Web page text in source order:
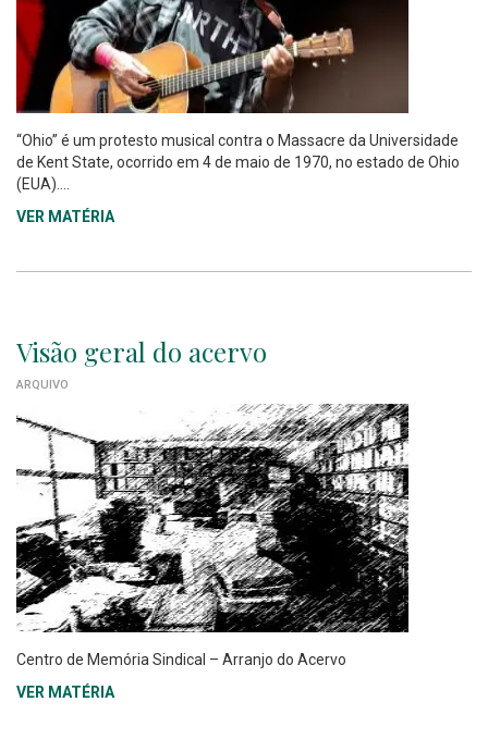
“Ohio” é um protesto musical contra o Massacre da Universidade
de Kent State, ocorrido em 4 de maio de 1970, no estado de Ohio
(EUA)....
VER MATÉRIA
Visão geral do acervo
ARQUIVO
Centro de Memória Sindical – Arranjo do Acervo
VER MATÉRIA